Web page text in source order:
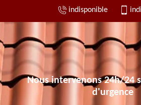
indisponible
Nous intervenons 24h/24
d'urgence